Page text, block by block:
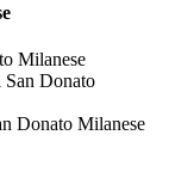
Milanese
Donato
Donato Milanese